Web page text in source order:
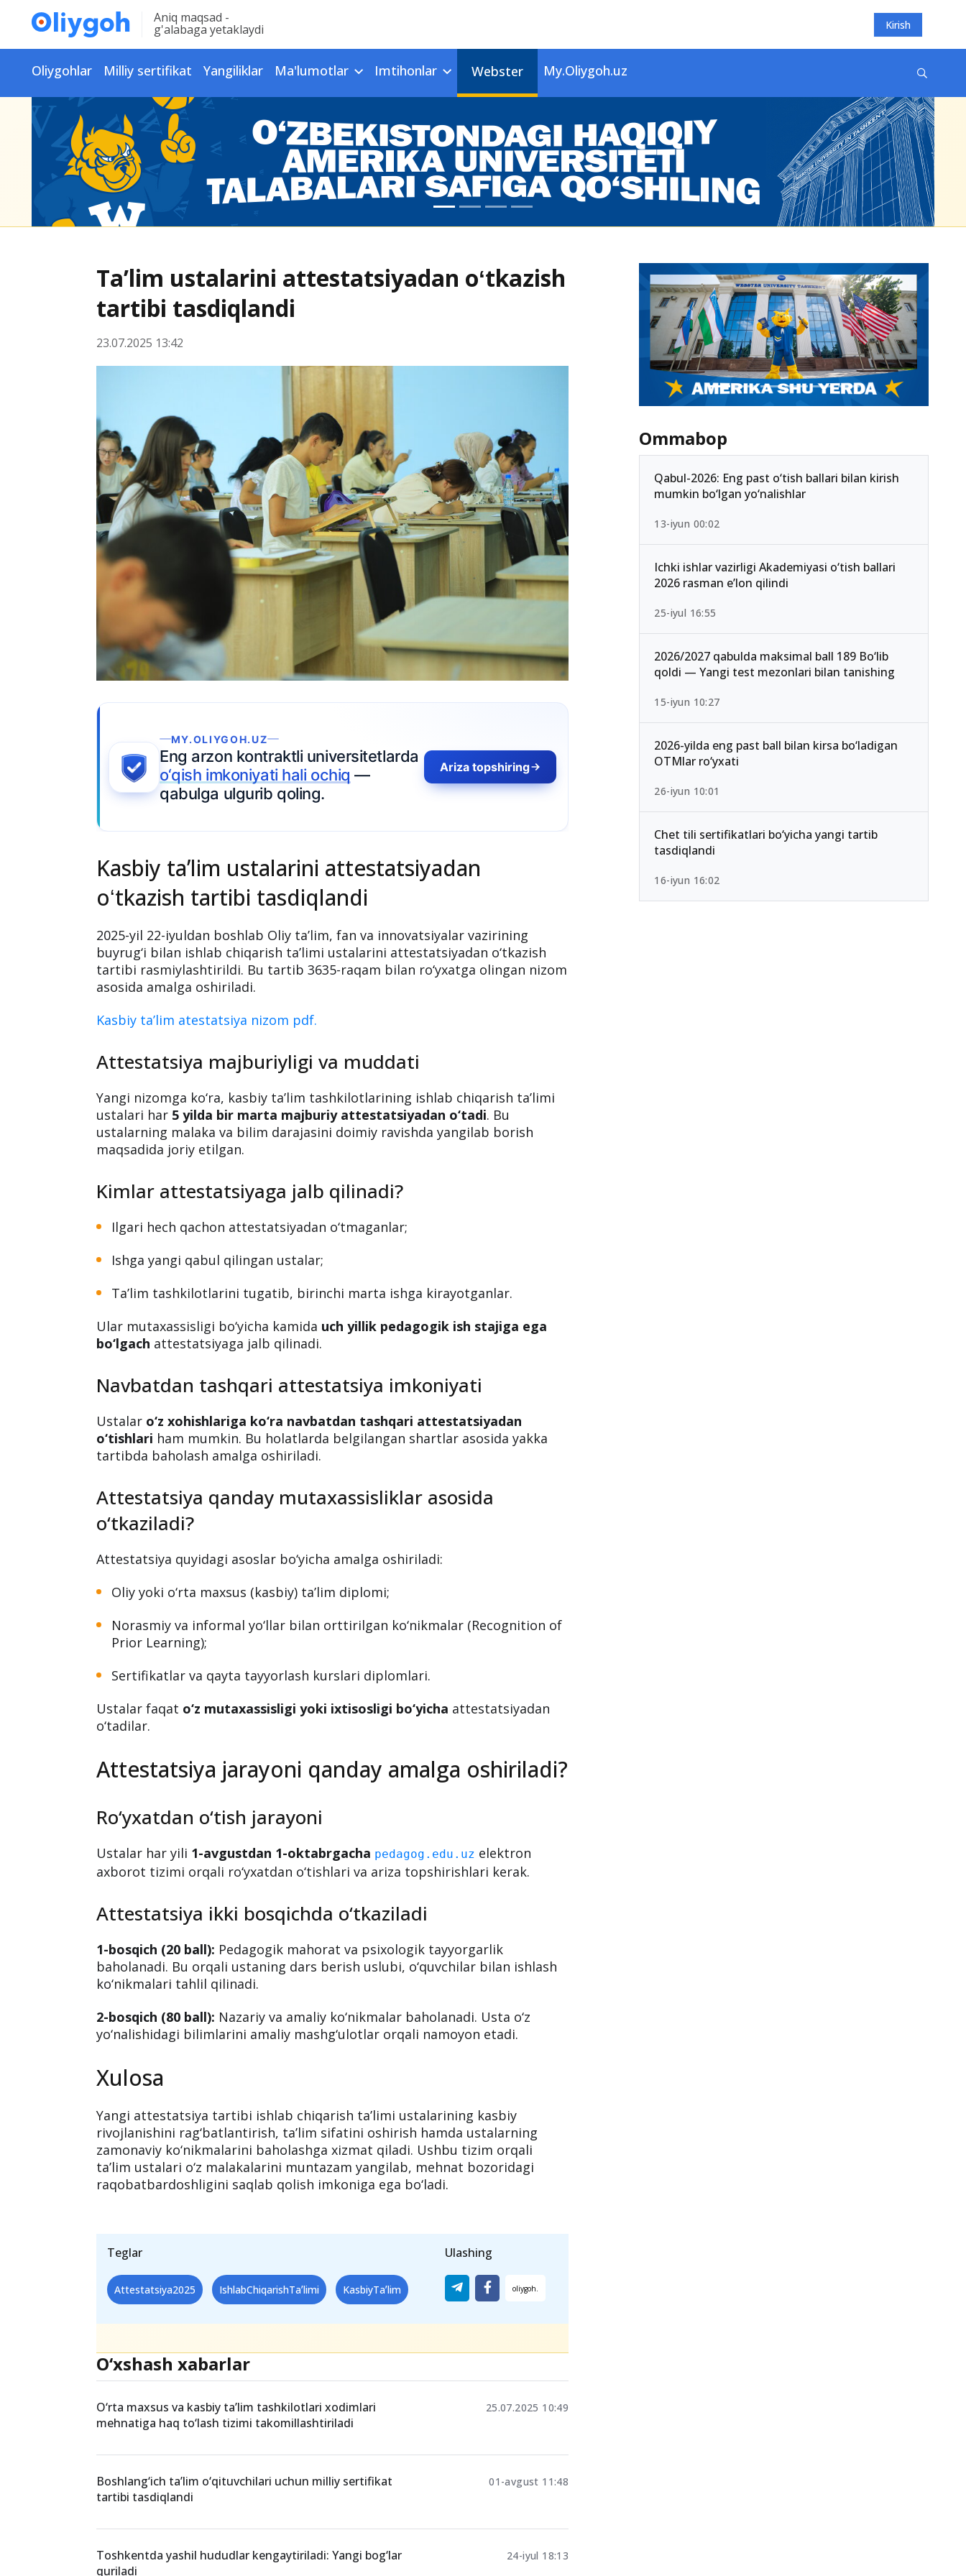
Aniq maqsad -
g'alabaga yetaklaydi Kirish
Oliygohlar Milliy sertifikat Yangiliklar Ma'lumotlar Imtihonlar Webster My.Oliygoh.uz
Taʼlim ustalarini attestatsiyadan oʻtkazish
tartibi tasdiqlandi
23.07.2025 13:42
Kasbiy taʼlim ustalarini attestatsiyadan
oʻtkazish tartibi tasdiqlandi
buyrug‘i bilan ishlab chiqarish taʼlimi ustalarini attestatsiyadan o‘tkazish
tartibi rasmiylashtirildi. Bu tartib 3635-raqam bilan ro‘yxatga olingan nizom
asosida amalga oshiriladi.
Kasbiy ta’lim atestatsiya nizom pdf.
Attestatsiya majburiyligi va muddati
Yangi nizomga ko‘ra, kasbiy ta’lim tashkilotlarining ishlab chiqarish taʼlimi
ustalari har 5 yilda bir marta majburiy attestatsiyadan o‘tadi
ustalarning malaka va bilim darajasini doimiy ravishda yangilab borish
maqsadida joriy etilgan.
Kimlar attestatsiyaga jalb qilinadi?
Ilgari hech qachon attestatsiyadan o‘tmaganlar;
Ta’lim tashkilotlarini tugatib, birinchi marta ishga kirayotganlar.
Ular mutaxassisligi bo‘yicha kamidauch yillik pedagogik ish stajiga ega
bo‘lgachattestatsiyaga jalb qilinadi.
Navbatdan tashqari attestatsiya imkoniyati
Ustalaro‘z xohishlariga ko‘ra navbatdan tashqari attestatsiyadan
tartibda baholash amalga oshiriladi.
Attestatsiya qanday mutaxassisliklar asosida
o‘tkaziladi?
Norasmiy va informal yo‘llar bilan orttirilgan ko‘nikmalar (Recognition of
Sertifikatlar va qayta tayyorlash kurslari diplomlari.
Ustalar faqato‘z mutaxassisligi yoki ixtisosligi bo‘yicha
o‘tadilar.
Attestatsiya jarayoni qanday amalga oshiriladi?
Ro‘yxatdan o‘tish jarayoni
Ustalar har yili1-avgustdan 1-oktabrgacha pedagog.edu.uzelektron
axborot tizimi orqali ro‘yxatdan o‘tishlari va ariza topshirishlari kerak.
Attestatsiya ikki bosqichda o‘tkaziladi
baholanadi. Bu orqali ustaning dars berish uslubi, o‘quvchilar bilan ishlash
ko‘nikmalari tahlil qilinadi.
2-bosqich (80 ball):Nazariy va amaliy ko‘nikmalar baholanadi. Usta o‘z
yo‘nalishidagi bilimlarini amaliy mashg‘ulotlar orqali namoyon etadi.
Xulosa
zamonaviy ko‘nikmalarini baholashga xizmat qiladi. Ushbu tizim orqali
taʼlim ustalari o‘z malakalarini muntazam yangilab, mehnat bozoridagi
raqobatbardoshligini saqlab qolish imkoniga ega bo‘ladi.
Teglar Ulashing
mehnatiga haq to‘lash tizimi takomillashtiriladi
Ommabop
Qabul-2026: Eng past o‘tish ballari bilan kirish
mumkin bo‘lgan yo‘nalishlar
13-iyun 00:02
Ichki ishlar vazirligi Akademiyasi o‘tish ballari
2026 rasman e’lon qilindi
25-iyul 16:55
2026/2027 qabulda maksimal ball 189 Bo‘lib
qoldi — Yangi test mezonlari bilan tanishing
15-iyun 10:27
2026-yilda eng past ball bilan kirsa bo‘ladigan
OTMlar ro‘yxati
26-iyun 10:01
Chet tili sertifikatlari bo‘yicha yangi tartib
tasdiqlandi
16-iyun 16:02